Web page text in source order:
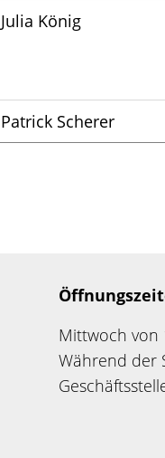
Julia König
Patrick Scherer
Mittwoch von
Während der